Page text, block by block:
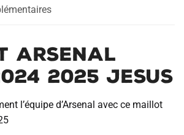
Arsenal
2025 Jesus
l’équipe d’Arsenal avec ce maillot